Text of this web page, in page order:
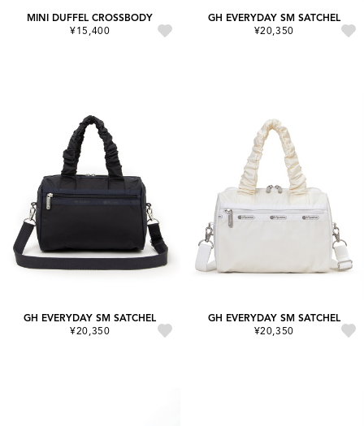
MINI DUFFEL CROSSBODY
¥15,400
GH EVERYDAY SM SATCHEL
¥20,350
GH EVERYDAY SM SATCHEL
¥20,350
GH EVERYDAY SM SATCHEL
¥20,350